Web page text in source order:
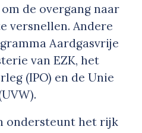
de overgang naar
versnellen. Andere
Aardgasvrije
van EZK, het
(IPO) en de Unie
ondersteunt het rijk